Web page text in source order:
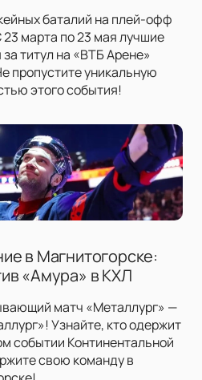
баталий на плей-офф
23 марта по 23 мая лучшие
титул на «ВТБ Арене»
пропустите уникальную
этого события!
в Магнитогорске:
«Амура» в КХЛ
матч «Металлург» —
Узнайте, кто одержит
событии Континентальной
свою команду в